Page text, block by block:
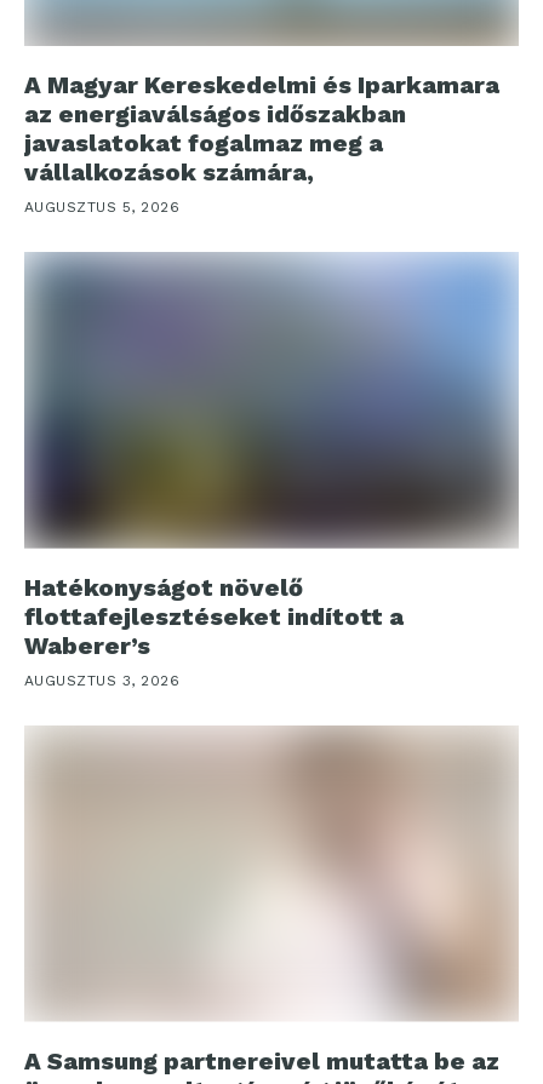
A Magyar Kereskedelmi és Iparkamara
az energiaválságos időszakban
javaslatokat fogalmaz meg a
vállalkozások számára,
AUGUSZTUS 5, 2026
Hatékonyságot növelő
flottafejlesztéseket indított a
Waberer’s
AUGUSZTUS 3, 2026
A Samsung partnereivel mutatta be az